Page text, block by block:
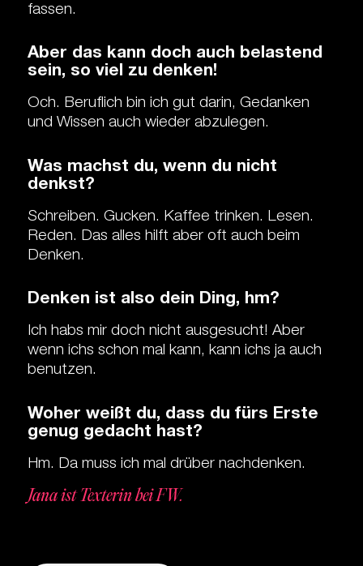
fassen.
Aber das kann doch auch belastend
sein, so viel zu denken!
Och. Beruflich bin ich gut darin, Gedanken
und Wissen auch wieder abzulegen.
Was machst du, wenn du nicht
denkst?
Schreiben. Gucken. Kaffee trinken. Lesen.
Reden. Das alles hilft aber oft auch beim
Denken.
Denken ist also dein Ding, hm?
Ich habs mir doch nicht ausgesucht! Aber
wenn ichs schon mal kann, kann ichs ja auch
benutzen.
Woher weißt du, dass du fürs Erste
genug gedacht hast?
Hm. Da muss ich mal drüber nachdenken.
Jana ist Texterin bei FW.